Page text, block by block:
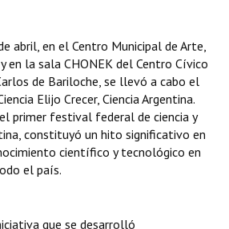
- Registro
intercultural
abril, en el Centro Municipal de Arte,
en la sala CHONEK del Centro Cívico
de Bariloche, se llevó a cabo el
Elijo Crecer, Ciencia Argentina.
primer festival federal de ciencia y
constituyó un hito significativo en
científico y tecnológico en
el país.
que se desarrolló